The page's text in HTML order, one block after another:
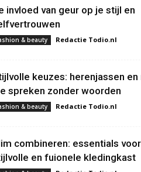
invloed van geur op je stijl en
& beauty Redactie Todio.nl
keuzes: herenjassen en
spreken zonder woorden
& beauty Redactie Todio.nl
combineren: essentials
en fuionele kledingkast